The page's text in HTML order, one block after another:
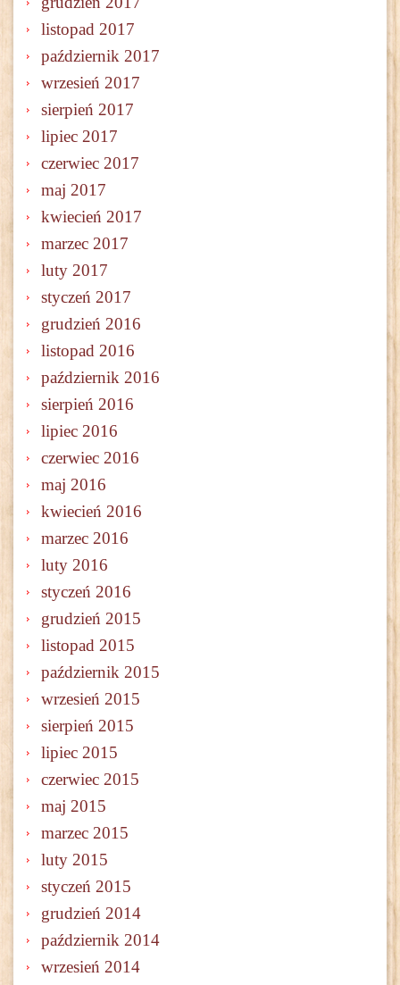
listopad 2017
październik 2017
wrzesień 2017
sierpień 2017
lipiec 2017
czerwiec 2017
maj 2017
kwiecień 2017
marzec 2017
luty 2017
styczeń 2017
grudzień 2016
listopad 2016
październik 2016
sierpień 2016
lipiec 2016
czerwiec 2016
maj 2016
kwiecień 2016
marzec 2016
luty 2016
styczeń 2016
grudzień 2015
listopad 2015
październik 2015
wrzesień 2015
sierpień 2015
lipiec 2015
czerwiec 2015
maj 2015
marzec 2015
luty 2015
styczeń 2015
grudzień 2014
październik 2014
wrzesień 2014